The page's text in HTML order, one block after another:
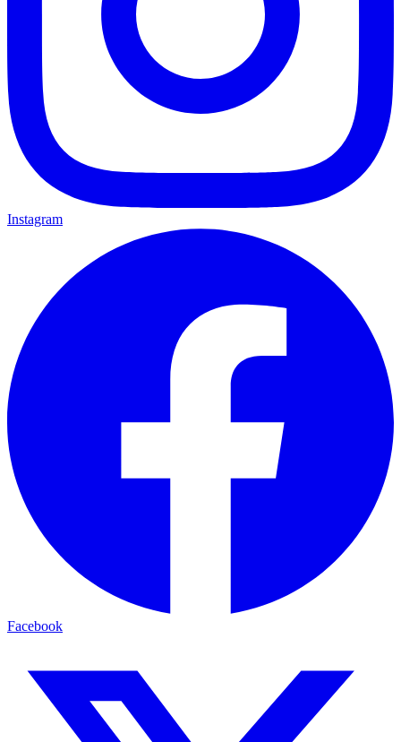
Instagram
Facebook